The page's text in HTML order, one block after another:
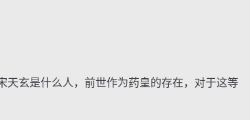
玄是什么人，前世作为药皇的存在，对于这等